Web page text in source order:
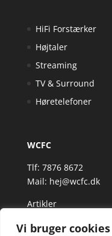
Vi bruger cookies
HiFi Forstærker
Højtaler
Streaming
TV & Surround
Høretelefoner
WCFC
Tlf: 7876 8672
Mail: hej@wcfc.dk
Artikler